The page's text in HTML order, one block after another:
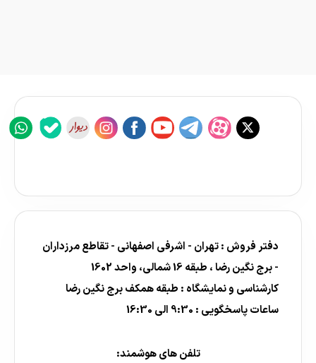
دفتر فروش : تهران - اشرفی اصفهانی - تقاطع مرزداران
- برج نگین رضا ، طبقه 16 شمالی، واحد 1602
کارشناسی و نمایشگاه : طبقه همکف برج نگین رضا
ساعات پاسخگویی : 9:30 الی 16:30
تلفن های هوشمند: